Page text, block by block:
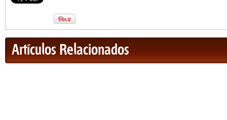
Artículos Relacionados